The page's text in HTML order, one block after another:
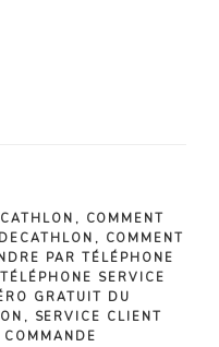
, COMMENT
, COMMENT
PAR TÉLÉPHONE
SERVICE
GRATUIT DU
, SERVICE CLIENT